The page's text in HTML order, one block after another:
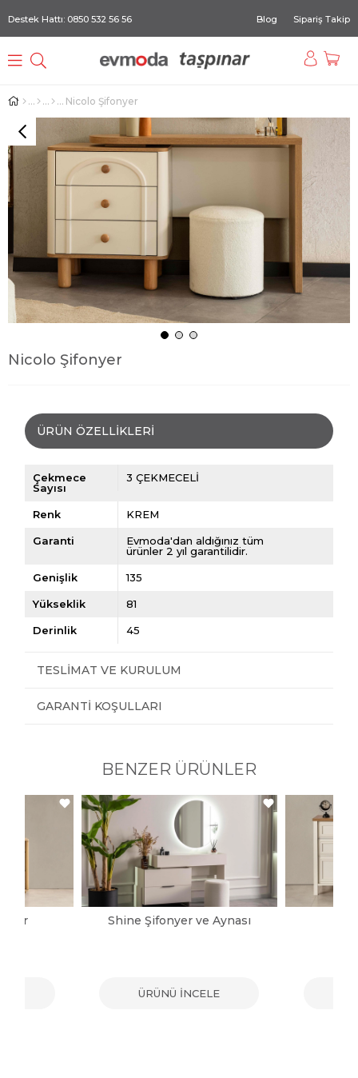
Destek Hattı: 0850 532 56 56 Blog Sipariş Takip
Nicolo Şifonyer
Nicolo Şifonyer
ÜRÜN ÖZELLIKLERI
Çekmece
Sayısı
3 ÇEKMECELİ
Renk KREM
Garanti
Evmoda'dan aldığınız tüm
ürünler 2 yıl garantilidir.
Genişlik 135
Yükseklik 81
Derinlik 45
TESLIMAT VE KURULUM
GARANTI KOŞULLARI
BENZER ÜRÜNLER
Shine Şifonyer ve Aynası
ÜRÜNÜ İNCELE